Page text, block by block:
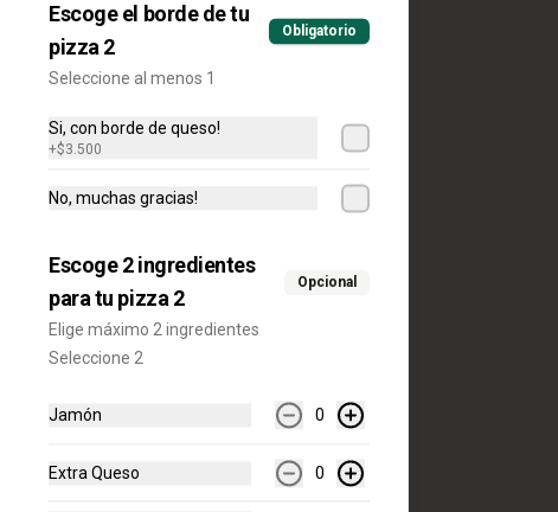
$22.900$38.500
Pizza Mediana +
Pancitos x6 + Bebida 1.5
ingrediente + Pancitos x6 (Ajo o
$41.900$52.100
Pizza Mediana + Alitas
x12 + Bebida 1.5 L
ingrediente + Alitas x12 (Sabor a
$75.900$84.400
Escoge el borde de tu
pizza 2
Obligatorio
Seleccione al menos 1
Si, con borde de queso!
+$3.500
No, muchas gracias!
Escoge 2 ingredientes
para tu pizza 2
Opcional
Elige máximo 2 ingredientes
Seleccione 2
Jamón 0
Extra Queso 0